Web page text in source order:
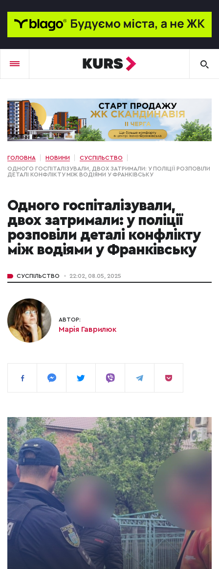
ГОЛОВНА НОВИНИ
СУСПІЛЬСТВО
ОДНОГО ГОСПІТАЛІЗУВАЛИ, ДВОХ ЗАТРИМАЛИ: У ПОЛІЦІЇ РОЗПОВІЛИ
ДЕТАЛІ КОНФЛІКТУ МІЖ ВОДІЯМИ У ФРАНКІВСЬКУ
Одного госпіталізували,
двох затримали: у поліції
розповіли деталі конфлікту
між водіями у Франківську
СУСПІЛЬСТВО 22:02, 08.05, 2025
АВТОР:
Марія Гаврилюк